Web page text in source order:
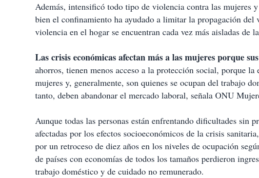
Además, intensificó todo tipo de violencia contra las mujeres
bien el confinamiento ha ayudado a limitar la propagación del
violencia en el hogar se encuentran cada vez más aisladas de
Las crisis económicas afectan más a las mujeres porque
ahorros, tienen menos acceso a la protección social, porque
mujeres y, generalmente, son quienes se ocupan del trabajo
tanto, deben abandonar el mercado laboral, señala ONU
Aunque todas las personas están enfrentando dificultades sin
afectadas por los efectos socioeconómicos de la crisis
por un retroceso de diez años en los niveles de ocupación
de países con economías de todos los tamaños perdieron
trabajo doméstico y de cuidado no remunerado.